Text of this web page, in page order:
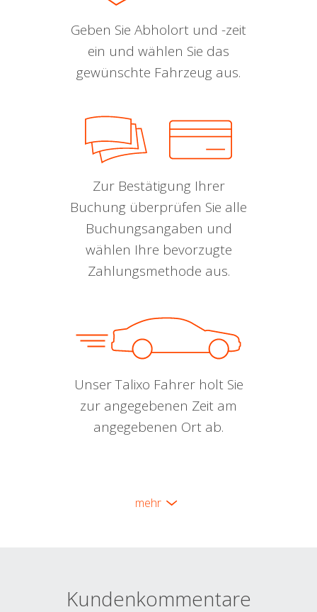
Geben Sie Abholort und -zeit
ein und wählen Sie das
gewünschte Fahrzeug aus.
Zur Bestätigung Ihrer
Buchung überprüfen Sie alle
Buchungsangaben und
wählen Ihre bevorzugte
Zahlungsmethode aus.
Unser Talixo Fahrer holt Sie
zur angegebenen Zeit am
angegebenen Ort ab.
mehr
Kundenkommentare